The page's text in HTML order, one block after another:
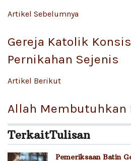
Artikel Sebelumnya
Gereja Katolik
Pernikahan Sejenis
Artikel Berikut
Allah Membutuhkan
TerkaitTulisan
Pemeriksaan Batin